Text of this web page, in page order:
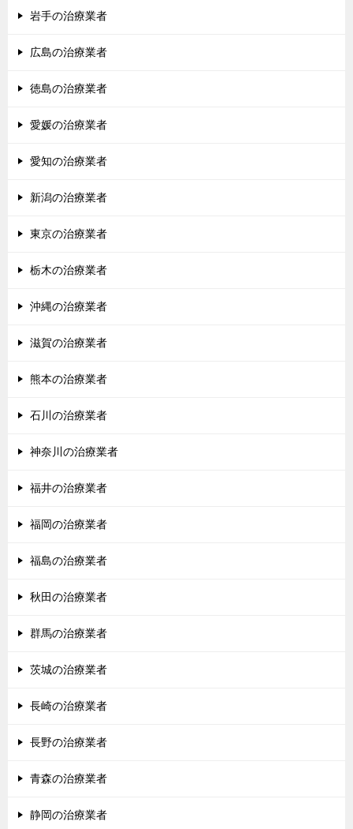
岩手の治療業者
広島の治療業者
徳島の治療業者
愛媛の治療業者
愛知の治療業者
新潟の治療業者
東京の治療業者
栃木の治療業者
沖縄の治療業者
滋賀の治療業者
熊本の治療業者
石川の治療業者
神奈川の治療業者
福井の治療業者
福岡の治療業者
福島の治療業者
秋田の治療業者
群馬の治療業者
茨城の治療業者
長崎の治療業者
長野の治療業者
青森の治療業者
静岡の治療業者